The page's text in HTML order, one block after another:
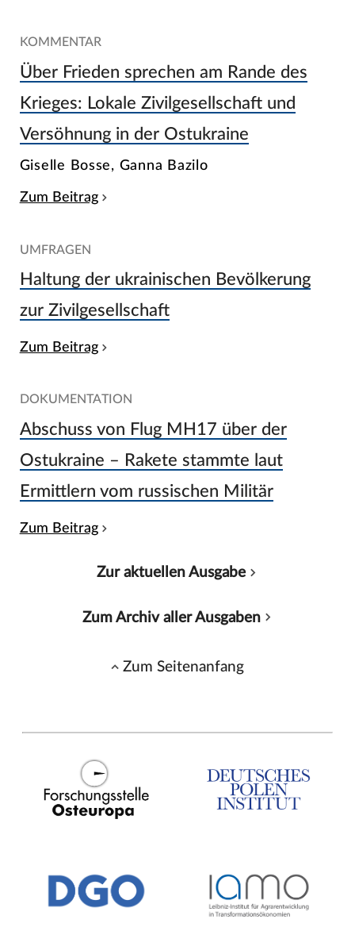
KOMMENTAR
Über Frieden sprechen am Rande des
Krieges: Lokale Zivilgesellschaft und
Versöhnung in der Ostukraine
Giselle Bosse, Ganna Bazilo
Zum Beitrag
UMFRAGEN
Haltung der ukrainischen Bevölkerung
zur Zivilgesellschaft
Zum Beitrag
DOKUMENTATION
Abschuss von Flug MH17 über der
Ostukraine – Rakete stammte laut
Ermittlern vom russischen Militär
Zum Beitrag
Zur aktuellen Ausgabe
Zum Archiv aller Ausgaben
Zum Seitenanfang